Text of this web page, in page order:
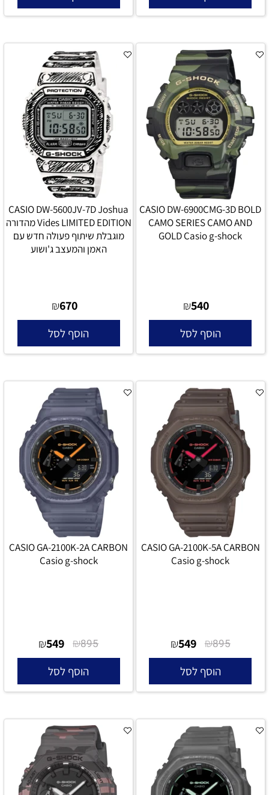
CASIO DW-6900CMG-3D BOLD
CAMO SERIES CAMO AND
GOLD Casio g-shock
₪540
הוסף לסל
CASIO DW-5600JV-7D Joshua
Vides LIMITED EDITION מהדורה
מוגבלת שיתוף פעולה חדש עם
האמן והמעצב ג'ושוע
₪670
הוסף לסל
CASIO GA-2100K-5A CARBON
Casio g-shock
₪895
₪549
הוסף לסל
CASIO GA-2100K-2A CARBON
Casio g-shock
₪895
₪549
הוסף לסל